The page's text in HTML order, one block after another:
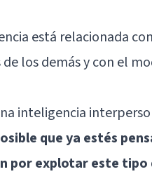
está relacionada
los demás y con el
inteligencia
que ya estés
por explotar este tipo